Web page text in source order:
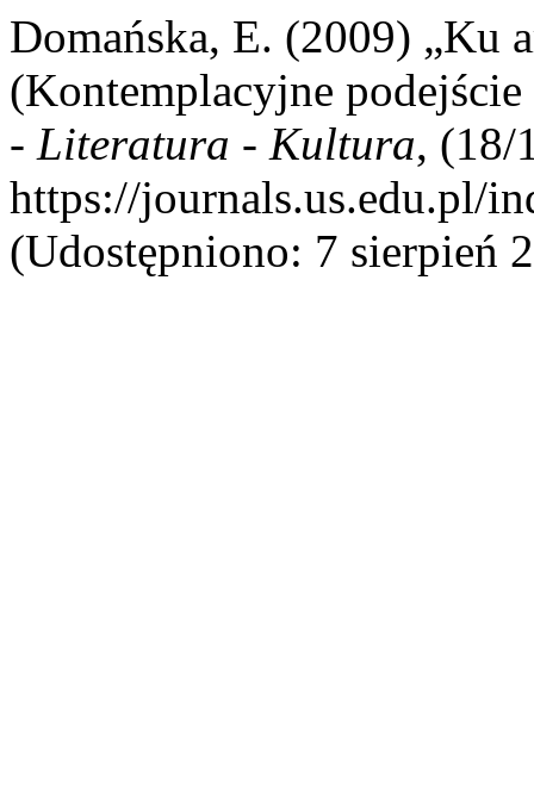
Domańska, E. (2009) „Ku
(Kontemplacyjne podejście
- Literatura - Kultura, (18/
https://journals.us.edu.pl/
(Udostępniono: 7 sierpień